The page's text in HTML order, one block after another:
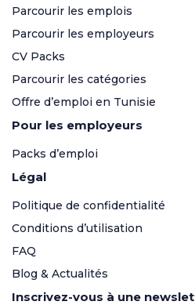
Parcourir les emplois
Parcourir les employeurs
CV Packs
Parcourir les catégories
Offre d’emploi en Tunisie
Pour les employeurs
Packs d’emploi
Légal
Politique de confidentialité
Conditions d’utilisation
FAQ
Blog & Actualités
Inscrivez-vous à une